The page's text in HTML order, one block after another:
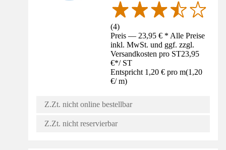
(4)
Preis — 23,95 € * Alle Preise
inkl. MwSt. und ggf. zzgl.
Versandkosten pro ST23,95
€*/ ST
Entspricht 1,20 € pro m(1,20
€/ m)
Z.Zt. nicht online bestellbar
Z.Zt. nicht reservierbar